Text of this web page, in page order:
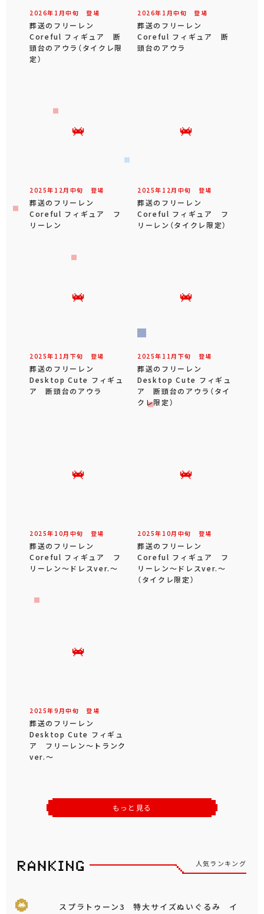
2026年 1 月中旬 登場
葬送のフリーレン
Coreful フィギュア 断
頭台のアウラ（タイクレ限
定）
2026年 1 月中旬 登場
葬送のフリーレン
Coreful フィギュア 断
頭台のアウラ
2025年 12 月 中旬 登場
葬送のフリーレン
Coreful フィギュア フ
リーレン
2025年 12 月 中旬 登場
葬送のフリーレン
Coreful フィギュア フ
リーレン（タイクレ限定）
2025年 11 月 下旬 登場
葬送のフリーレン
Desktop Cute フィギュ
ア 断頭台のアウラ
2025年 11 月 下旬 登場
葬送のフリーレン
Desktop Cute フィギュ
ア 断頭台のアウラ（タイ
クレ限定）
2025年 10月 中旬 登場
葬送のフリーレン
Coreful フィギュア フ
リーレン～ドレスver.～
2025年 10月 中旬 登場
葬送のフリーレン
Coreful フィギュア フ
リーレン～ドレスver.～
（タイクレ限定）
2025年9 月中旬 登場
葬送のフリーレン
Desktop Cute フィギュ
ア フリーレン～トランク
ver.～
もっと見る
人気ランキング
スプラトゥーン3 特大サイズぬいぐるみ イ